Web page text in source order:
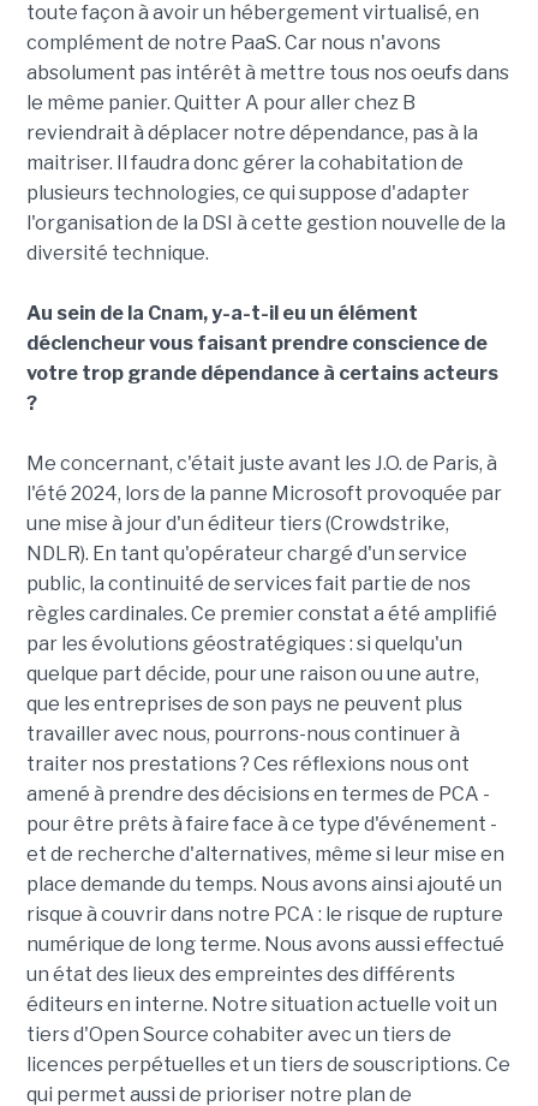
toute façon à avoir un hébergement virtualisé, en
complément de notre PaaS. Car nous n'avons
absolument pas intérêt à mettre tous nos oeufs dans
le même panier. Quitter A pour aller chez B
reviendrait à déplacer notre dépendance, pas à la
maitriser. Il faudra donc gérer la cohabitation de
plusieurs technologies, ce qui suppose d'adapter
l'organisation de la DSI à cette gestion nouvelle de la
diversité technique.
Au sein de la Cnam, y-a-t-il eu un élément
déclencheur vous faisant prendre conscience de
votre trop grande dépendance à certains acteurs
?
Me concernant, c'était juste avant les J.O. de Paris, à
l'été 2024, lors de la panne Microsoft provoquée par
une mise à jour d'un éditeur tiers (Crowdstrike,
NDLR). En tant qu'opérateur chargé d'un service
public, la continuité de services fait partie de nos
règles cardinales. Ce premier constat a été amplifié
par les évolutions géostratégiques : si quelqu'un
quelque part décide, pour une raison ou une autre,
que les entreprises de son pays ne peuvent plus
travailler avec nous, pourrons-nous continuer à
traiter nos prestations ? Ces réflexions nous ont
amené à prendre des décisions en termes de PCA -
pour être prêts à faire face à ce type d'événement -
et de recherche d'alternatives, même si leur mise en
place demande du temps. Nous avons ainsi ajouté un
risque à couvrir dans notre PCA : le risque de rupture
numérique de long terme. Nous avons aussi effectué
un état des lieux des empreintes des différents
éditeurs en interne. Notre situation actuelle voit un
tiers d'Open Source cohabiter avec un tiers de
licences perpétuelles et un tiers de souscriptions. Ce
qui permet aussi de prioriser notre plan de